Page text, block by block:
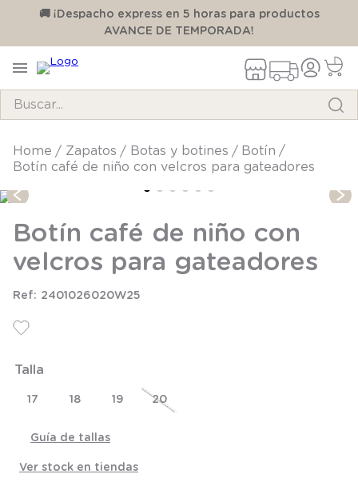
🚚 ¡Despacho express en 5 horas para productos
AVANCE DE TEMPORADA!
zapatos botas y botines
botín
Botín café de niño con velcros para gateadores
Botín café de niño con
velcros para gateadores
2401026020W25
Talla
17 18 19 20
Guía de tallas
Ver stock en tiendas
TÉRMINOS MÁS BUSCADOS
3.
zapatillas
4.
body
5
manta
8.
9.
saco